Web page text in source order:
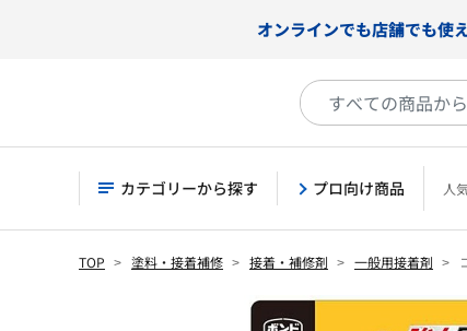
オンラインでも店舗でも使
カテゴリーから探す プロ向け商品 人
TOP 塗料・接着補修 接着・補修剤 一般用接着剤